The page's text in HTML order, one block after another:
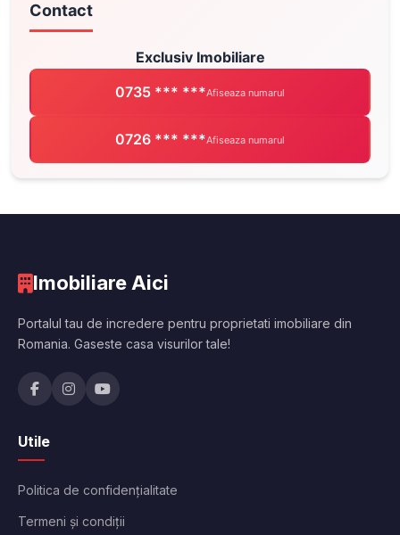
Contact
Exclusiv Imobiliare
0735 *** ***Afiseaza numarul
0726 *** ***Afiseaza numarul
Imobiliare Aici
Portalul tau de incredere pentru proprietati imobiliare din
Romania. Gaseste casa visurilor tale!
Utile
Politica de confidențialitate
Termeni și condiții